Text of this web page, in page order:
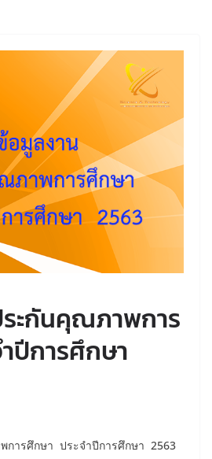
ะกันคุณภาพการ
ปีการศึกษา
ารศึกษา ประจำปีการศึกษา 2563